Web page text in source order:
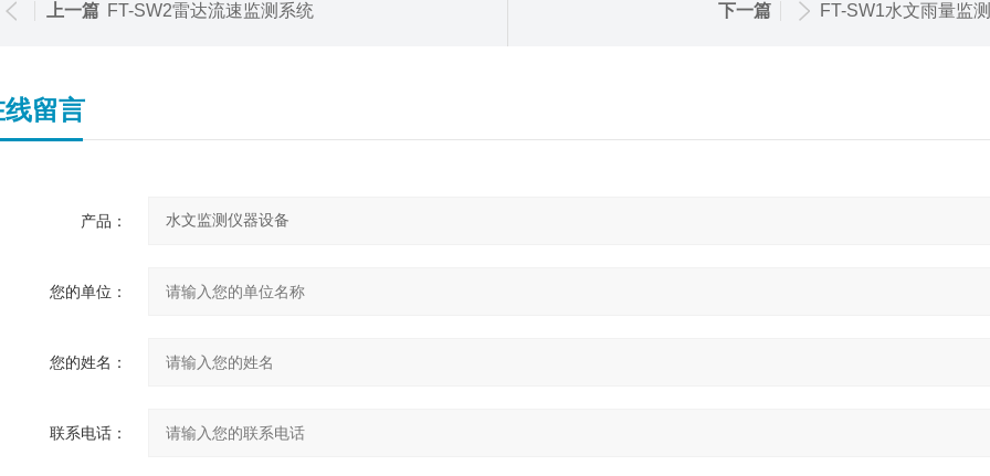
上一篇 FT-SW2雷达流速监测系统 下一篇 FT-SW1水文雨量监
线留言
产品：
您的单位：
您的姓名：
联系电话：